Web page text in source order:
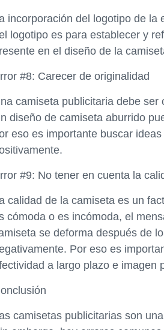
incorporación del logotipo de la
logotipo es para establecer y
en el diseño de la
#8: Carecer de originalidad
camiseta publicitaria debe
diseño de camiseta aburrido
eso es importante buscar
#9: No tener en cuenta la
calidad de la camiseta es un
cómoda o es incómoda, el
se deforma después de
Por eso es
a largo plazo e imagen
camisetas publicitarias son